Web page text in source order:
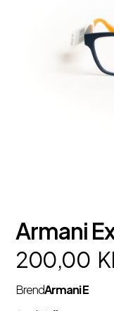
Armani
200,00
BrendArmani E